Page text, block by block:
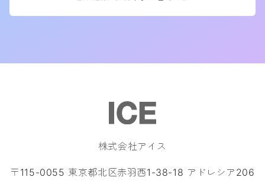
株式会社アイス
〒115-0055 東京都北区赤羽西1-38-18 アドレシア206